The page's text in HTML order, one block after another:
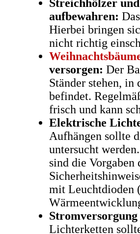
Streichhölzer
aufbewahren:
Hierbei bringen
nicht richtig
versorgen: Der
Ständer stehen, in
befindet.
frisch und kann
Elektrische
Aufhängen sollte
untersucht
sind die Vorgaben
mit Leuchtdioden
Lichterketten